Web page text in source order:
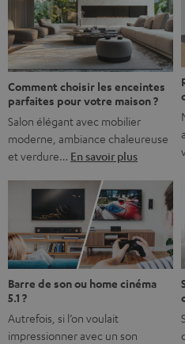
l’immersion. Rassurez-vous,
bonne
Comment choisir les enceintes
parfaites pour votre maison ?
Salon élégant avec mobilier
moderne, ambiance chaleureuse
et verdure… En savoir plus
Barre de son ou home cinéma
5.1 ?
Autrefois, si l’on voulait
impressionner avec un son